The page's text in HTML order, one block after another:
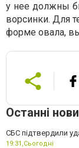
у нее должны
ворсинки. Для
форме овала,
Останні
СБС підтвердили
19:31,Сьогодні